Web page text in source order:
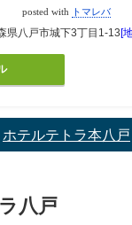
posted with トマレバ
県八戸市城下3丁目1-13[
ホテルテトラ本八戸
八戸